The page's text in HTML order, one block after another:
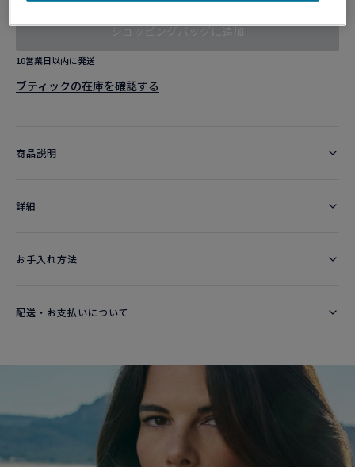
ショッピングバッグに追加
10営業日以内に発送
ブティックの在庫を確認する​
商品説明
詳細​
お手入れ方法
配送・お支払いについて